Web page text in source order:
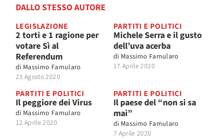
DALLO STESSO AUTORE
LEGISLAZIONE
2 torti e 1 ragione per
votare Sì al
Referendum
di Massimo Famularo
23 Agosto 2020
PARTITI E POLITICI
Michele Serra e il gusto
dell’uva acerba
di Massimo Famularo
17 Aprile 2020
PARTITI E POLITICI
Il peggiore dei Virus
di Massimo Famularo
12 Aprile 2020
PARTITI E POLITICI
Il paese del “non si sa
mai”
di Massimo Famularo
7 Aprile 2020